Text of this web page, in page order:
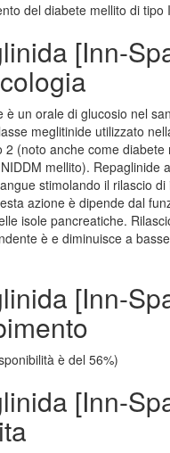
del diabete mellito di tipo
[Inn-
è un orale di glucosio nel
meglitinide utilizzato
2 (noto anche come diabete
mellito). Repaglinide
stimolando il rilascio di
azione è dipende dal
isole pancreatiche.
è e diminuisce a
[Inn-
è del 56%)
[Inn-